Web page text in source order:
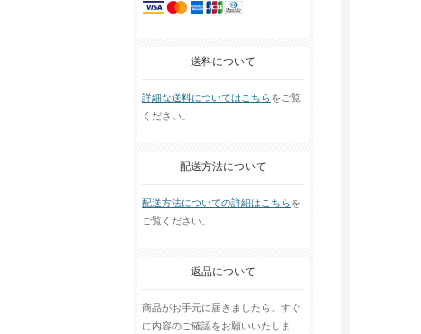
送料について
詳細な送料についてはこちらをご覧
ください。
配送方法について
配送方法についての詳細はこちらを
ご覧ください。
返品について
商品がお手元に届きましたら、すぐ
に内容のご確認をお願いいたしま